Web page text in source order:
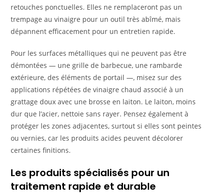
retouches ponctuelles. Elles ne remplaceront pas un
trempage au vinaigre pour un outil très abîmé, mais
dépannent efficacement pour un entretien rapide.
Pour les surfaces métalliques qui ne peuvent pas être
démontées — une grille de barbecue, une rambarde
extérieure, des éléments de portail —, misez sur des
applications répétées de vinaigre chaud associé à un
grattage doux avec une brosse en laiton. Le laiton, moins
dur que l’acier, nettoie sans rayer. Pensez également à
protéger les zones adjacentes, surtout si elles sont peintes
ou vernies, car les produits acides peuvent décolorer
certaines finitions.
Les produits spécialisés pour un
traitement rapide et durable